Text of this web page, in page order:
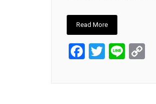
Read More
Facebook
Twitter
Line